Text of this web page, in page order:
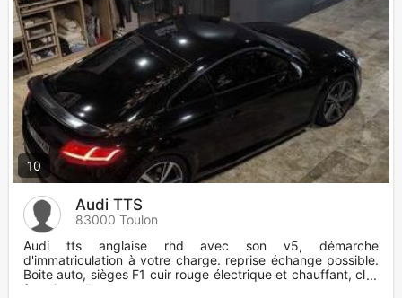
10
Audi TTS
83000 Toulon
Audi tts anglaise rhd avec son v5, démarche
d'immatriculation à votre charge. reprise échange possible.
Boite auto, sièges F1 cuir rouge électrique et chauffant, clim
fonctionnell